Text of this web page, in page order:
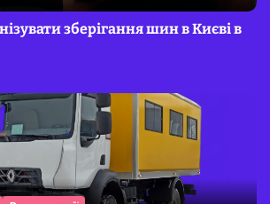
зберігання шин в Києві в